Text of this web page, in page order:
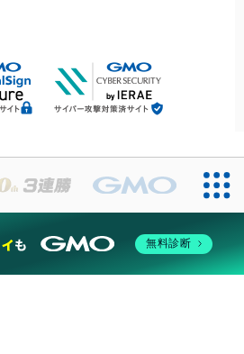
無料診断